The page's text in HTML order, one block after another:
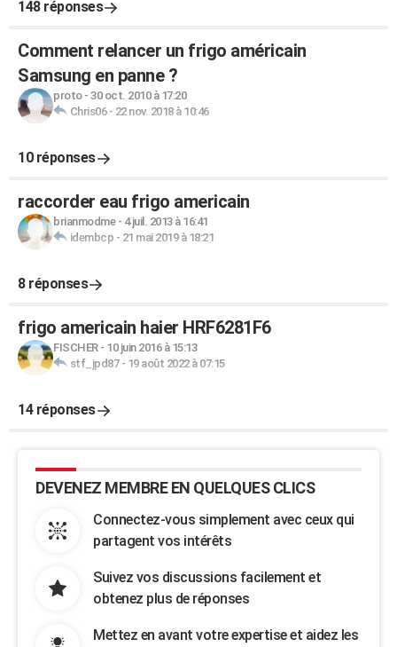
148 réponses
Comment relancer un frigo américain
Samsung en panne ?
proto- 30 oct. 2010 à 17:20
Chris06- 22 nov. 2018 à 10:46
10 réponses
raccorder eau frigo americain
brianmodme- 4 juil. 2013 à 16:41
idembcp - 21 mai 2019 à 18:21
8 réponses
frigo americain haier HRF6281F6
FISCHER- 10 juin 2016 à 15:13
stf_jpd87- 19 août 2022 à 07:15
14 réponses
DEVENEZ MEMBRE EN QUELQUES CLICS
Connectez-vous simplement avec ceux qui
partagent vos intérêts
Suivez vos discussions facilement et
obtenez plus de réponses
Mettez en avant votre expertise et aidez les